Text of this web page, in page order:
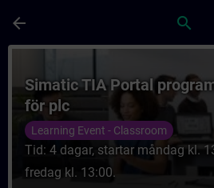
arrow_back search
Simatic TIA Portal
för plc
Learning Event - Classroom
Tid: 4 dagar, startar måndag kl.
fredag kl. 13:00.